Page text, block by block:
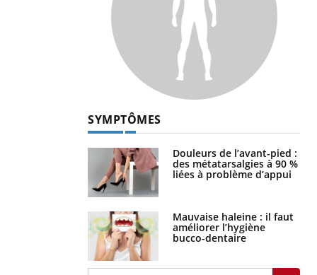
SYMPTÔMES
Douleurs de l’avant-pied :
des métatarsalgies à 90 %
liées à problème d’appui
Mauvaise haleine : il faut
améliorer l’hygiène
bucco-dentaire